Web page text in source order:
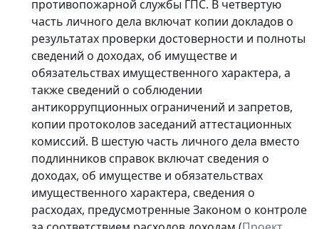
противопожарной службы ГПС. В четвертую
часть личного дела включат копии докладов о
результатах проверки достоверности и полноты
сведений о доходах, об имуществе и
обязательствах имущественного характера, а
также сведений о соблюдении
антикоррупционных ограничений и запретов,
копии протоколов заседаний аттестационных
комиссий. В шестую часть личного дела вместо
подлинников справок включат сведения о
доходах, об имуществе и обязательствах
имущественного характера, сведения о
расходах, предусмотренные Законом о контроле